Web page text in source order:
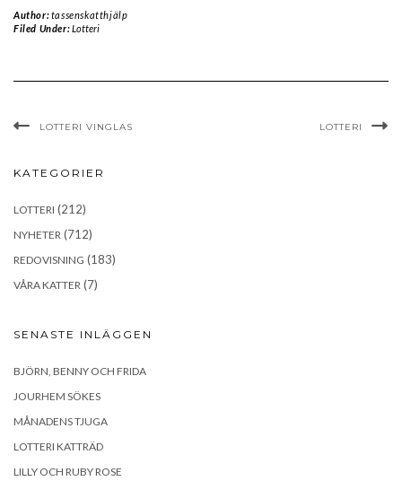
Author:tassenskatthjälp
Filed Under:Lotteri
LOTTERI VINGLAS LOTTERI
KATEGORIER
LOTTERI (212)
NYHETER (712)
REDOVISNING (183)
VÅRA KATTER (7)
SENASTE INLÄGGEN
BJÖRN, BENNY OCH FRIDA
JOURHEM SÖKES
MÅNADENS TJUGA
LOTTERI KATTRÄD
LILLY OCH RUBY ROSE